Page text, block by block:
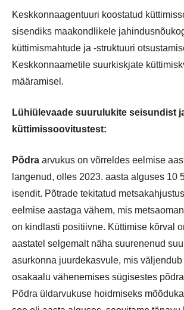
Keskkonnaagentuuri koostatud
sisendiks maakondlikele
küttimismahtude ja -struktuuri
Keskkonnaametile suurkiskjate
määramisel.
Lühiülevaade suurulukite seisundist
küttimissoovitustest:
Põdra arvukus on võrreldes eelmise
langenud, olles 2023. aasta alguses 10
isendit. Põtrade tekitatud
eelmise aastaga vähem, mis
on kindlasti positiivne. Küttimise kõrval
aastatel selgemalt näha suurenenud
asurkonna juurdekasvule, mis
osakaalu vähenemises sügisestes
Põdra üldarvukuse hoidmiseks